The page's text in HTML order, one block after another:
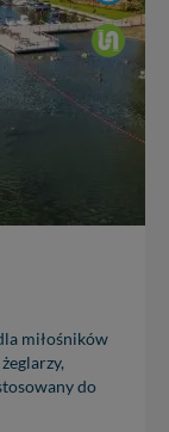
miłośników
do